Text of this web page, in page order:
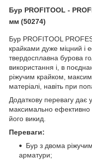
Бур PROFITOOL -
мм (50274)
Бур PROFITOOL
крайками дуже міцний і
твердосплавна бурова
використання і, в
ріжучим крайком,
матеріалі, навіть при
Додаткову перевагу дає
максимально ефективно
його викид.
Переваги:
Бур з двома
арматури;